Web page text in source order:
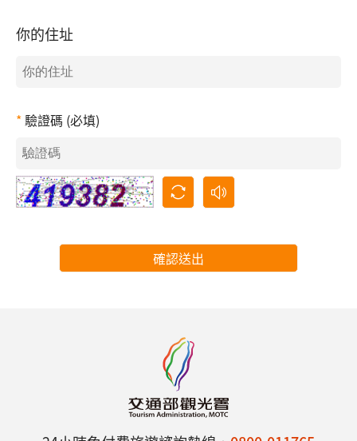
你的住址
驗證碼 (必填)
確認送出